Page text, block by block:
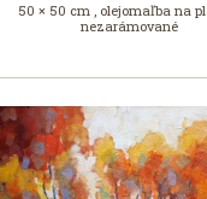
50 × 50 cm , olejomaľba na
nezarámované